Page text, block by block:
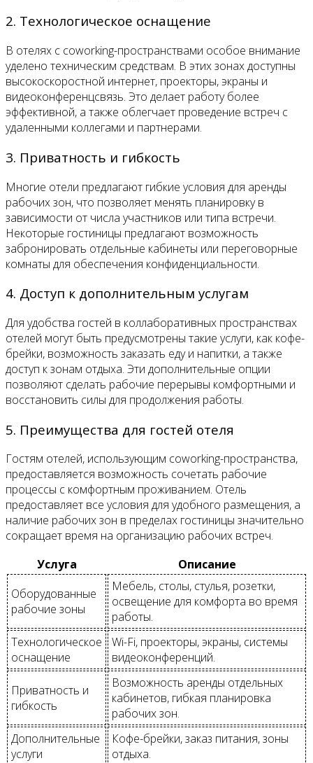
2. Технологическое оснащение
В отелях с coworking-пространствами особое внимание
уделено техническим средствам. В этих зонах доступны
высокоскоростной интернет, проекторы, экраны и
видеоконференцсвязь. Это делает работу более
эффективной, а также облегчает проведение встреч с
удаленными коллегами и партнерами.
3. Приватность и гибкость
Многие отели предлагают гибкие условия для аренды
рабочих зон, что позволяет менять планировку в
зависимости от числа участников или типа встречи.
Некоторые гостиницы предлагают возможность
забронировать отдельные кабинеты или переговорные
комнаты для обеспечения конфиденциальности.
4. Доступ к дополнительным услугам
Для удобства гостей в коллаборативных пространствах
отелей могут быть предусмотрены такие услуги, как кофе-
брейки, возможность заказать еду и напитки, а также
доступ к зонам отдыха. Эти дополнительные опции
позволяют сделать рабочие перерывы комфортными и
восстановить силы для продолжения работы.
5. Преимущества для гостей отеля
Гостям отелей, использующим coworking-пространства,
предоставляется возможность сочетать рабочие
процессы с комфортным проживанием. Отель
предоставляет все условия для удобного размещения, а
наличие рабочих зон в пределах гостиницы значительно
сокращает время на организацию рабочих встреч.
Услуга
Описание
Оборудованные
рабочие зоны
Мебель, столы, стулья, розетки,
освещение для комфорта во время
работы.
Технологическое
оснащение
Wi-Fi, проекторы, экраны, системы
видеоконференций.
Приватность и
гибкость
Возможность аренды отдельных
кабинетов, гибкая планировка
рабочих зон.
Дополнительные
услуги
Кофе-брейки, заказ питания, зоны
отдыха.